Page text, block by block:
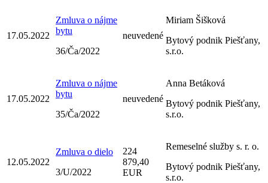
17.05.2022
Zmluva o nájme
bytu
36/Ča/2022
neuvedené
Miriam Šišková
Bytový podnik Piešťany,
s.r.o.
17.05.2022
Zmluva o nájme
bytu
35/Ča/2022
neuvedené
Anna Betáková
Bytový podnik Piešťany,
s.r.o.
12.05.2022
Zmluva o dielo
3/U/2022
224
879,40
EUR
Remeselné služby s. r. o.
Bytový podnik Piešťany,
s.r.o.